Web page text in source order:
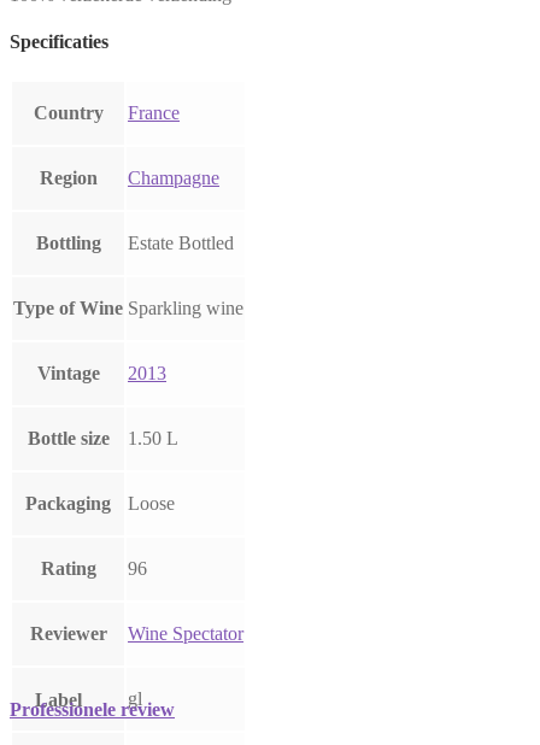
Specificaties
Country France
Region Champagne
Bottling Estate Bottled
Type of Wine Sparkling wine
Vintage 2013
Bottle size 1.50 L
Packaging Loose
Rating 96
Reviewer Wine Spectator
Label gl
Professionele review